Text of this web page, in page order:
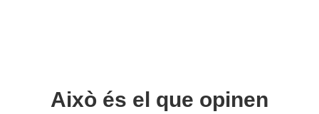
Això és el que opinen